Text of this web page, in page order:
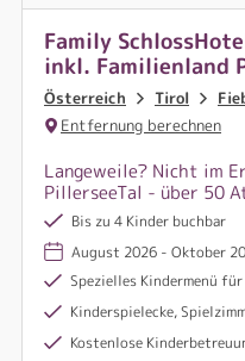
Family
inkl. Familienland
Österreich Tirol
Entfernung berechnen
Langeweile? Nicht im
PillerseeTal - über 50
von Dir und deiner
Spiel, Spaß & Action
Jakob.
Bis zu 4 Kinder buchbar
August 2026 - Oktober
Spezielles Kindermenü
Kinderspielecke, Spielzimmer,
Kostenlose Kinderbetreuung für Kinder von 3–12 Jahren im Juli und